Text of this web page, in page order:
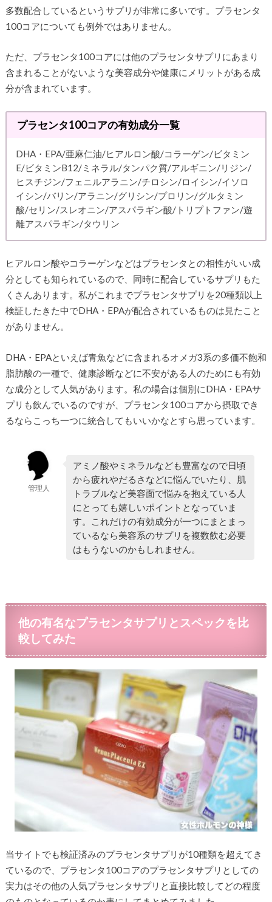
多数配合しているというサプリが非常に多いです。プラセンタ
100コアについても例外ではありません。
ただ、プラセンタ100コアには他のプラセンタサプリにあまり
含まれることがないような美容成分や健康にメリットがある成
分が含まれています。
プラセンタ100コアの有効成分一覧
DHA・EPA/亜麻仁油/ヒアルロン酸/コラーゲン/ビタミン
E/ビタミンB12/ミネラル/タンパク質/アルギニン/リジン/
ヒスチジン/フェニルアラニン/チロシン/ロイシン/イソロ
イシン/バリン/アラニン/グリシン/プロリン/グルタミン
酸/セリン/スレオニン/アスパラギン酸/トリプトファン/遊
離アスパラギン/タウリン
ヒアルロン酸やコラーゲンなどはプラセンタとの相性がいい成
分としても知られているので、同時に配合しているサプリもた
くさんあります。私がこれまでプラセンタサプリを20種類以上
検証したきた中でDHA・EPAが配合されているものは見たこと
がありません。
DHA・EPAといえば青魚などに含まれるオメガ3系の多価不飽和
脂肪酸の一種で、健康診断などに不安がある人のためにも有効
な成分として人気があります。私の場合は個別にDHA・EPAサ
プリも飲んでいるのですが、プラセンタ100コアから摂取でき
るならこっち一つに統合してもいいかなとすら思っています。
管理人
アミノ酸やミネラルなども豊富なので日頃
から疲れやだるさなどに悩んでいたり、肌
トラブルなど美容面で悩みを抱えている人
にとっても嬉しいポイントとなっていま
す。これだけの有効成分が一つにまとまっ
ているなら美容系のサプリを複数飲む必要
はもうないのかもしれません。
他の有名なプラセンタサプリとスペックを比
較してみた
当サイトでも検証済みのプラセンタサプリが10種類を超えてき
ているので、プラセンタ100コアのプラセンタサプリとしての
実力はその他の人気プラセンタサプリと直接比較してどの程度